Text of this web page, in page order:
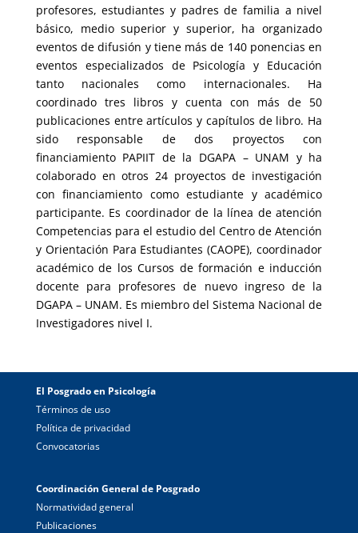
profesores, estudiantes y padres de familia a nivel
básico, medio superior y superior, ha organizado
eventos de difusión y tiene más de 140 ponencias en
eventos especializados de Psicología y Educación
tanto nacionales como internacionales. Ha
coordinado tres libros y cuenta con más de 50
publicaciones entre artículos y capítulos de libro. Ha
sido responsable de dos proyectos con
financiamiento PAPIIT de la DGAPA – UNAM y ha
colaborado en otros 24 proyectos de investigación
con financiamiento como estudiante y académico
participante. Es coordinador de la línea de atención
Competencias para el estudio del Centro de Atención
y Orientación Para Estudiantes (CAOPE), coordinador
académico de los Cursos de formación e inducción
docente para profesores de nuevo ingreso de la
DGAPA – UNAM. Es miembro del Sistema Nacional de
Investigadores nivel I.
El Posgrado en Psicología
Términos de uso
Política de privacidad
Convocatorias
Coordinación General de Posgrado
Normatividad general
Publicaciones